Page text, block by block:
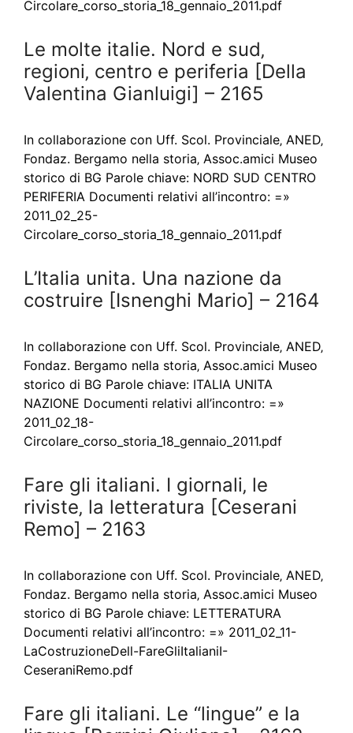
Circolare_corso_storia_18_gennaio_2011.pdf
Le molte italie. Nord e sud‚
regioni‚ centro e periferia [Della
Valentina Gianluigi] – 2165
In collaborazione con Uff. Scol. Provinciale‚ ANED‚
Fondaz. Bergamo nella storia‚ Assoc.amici Museo
storico di BG Parole chiave: NORD SUD CENTRO
PERIFERIA Documenti relativi all’incontro: =»
2011_02_25-
Circolare_corso_storia_18_gennaio_2011.pdf
L’Italia unita. Una nazione da
costruire [Isnenghi Mario] – 2164
In collaborazione con Uff. Scol. Provinciale‚ ANED‚
Fondaz. Bergamo nella storia‚ Assoc.amici Museo
storico di BG Parole chiave: ITALIA UNITA
NAZIONE Documenti relativi all’incontro: =»
2011_02_18-
Circolare_corso_storia_18_gennaio_2011.pdf
Fare gli italiani. I giornali‚ le
riviste‚ la letteratura [Ceserani
Remo] – 2163
In collaborazione con Uff. Scol. Provinciale‚ ANED‚
Fondaz. Bergamo nella storia‚ Assoc.amici Museo
storico di BG Parole chiave: LETTERATURA
Documenti relativi all’incontro: =» 2011_02_11-
LaCostruzioneDell-FareGliItalianiI-
CeseraniRemo.pdf
Fare gli italiani. Le “lingue” e la